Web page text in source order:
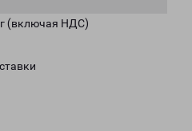
(включая НДС)